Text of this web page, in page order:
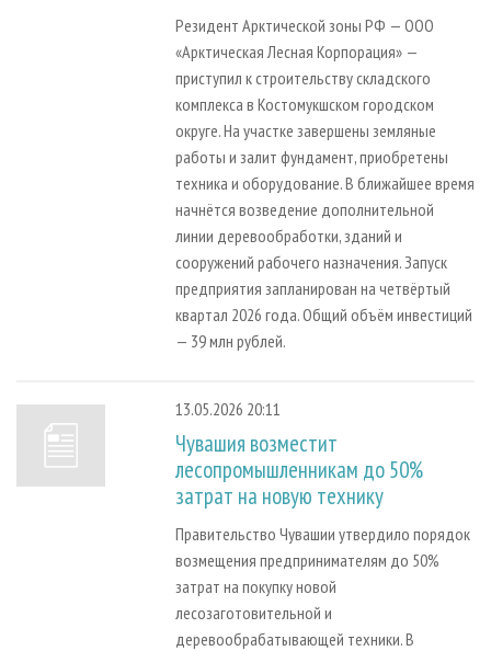
Резидент Арктической зоны РФ — ООО
«Арктическая Лесная Корпорация» —
приступил к строительству складского
комплекса в Костомукшском городском
округе. На участке завершены земляные
работы и залит фундамент, приобретены
техника и оборудование. В ближайшее время
начнётся возведение дополнительной
линии деревообработки, зданий и
сооружений рабочего назначения. Запуск
предприятия запланирован на четвёртый
квартал 2026 года. Общий объём инвестиций
— 39 млн рублей.
13.05.2026 20:11
Чувашия возместит
лесопромышленникам до 50%
затрат на новую технику
Правительство Чувашии утвердило порядок
возмещения предпринимателям до 50%
затрат на покупку новой
лесозаготовительной и
деревообрабатывающей техники. В